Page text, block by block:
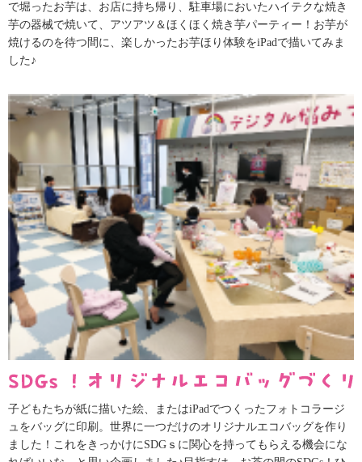
で堀ったお芋は、お店に持ち帰り、駐車場においたハイテクな焼き
芋の器械で焼いて、アツアツ＆ほくほく焼き芋パーティー！お芋が
焼けるのを待つ間に、楽しかったお芋ほり体験をiPadで描いてみま
した♪
子どもたちが紙に描いた絵、またはiPadでつくったフォトコラージ
ュをバッグに印刷。世界に一つだけのオリジナルエコバッグを作り
ました！これをきっかけにSDGｓに関心を持ってもらえる機会にな